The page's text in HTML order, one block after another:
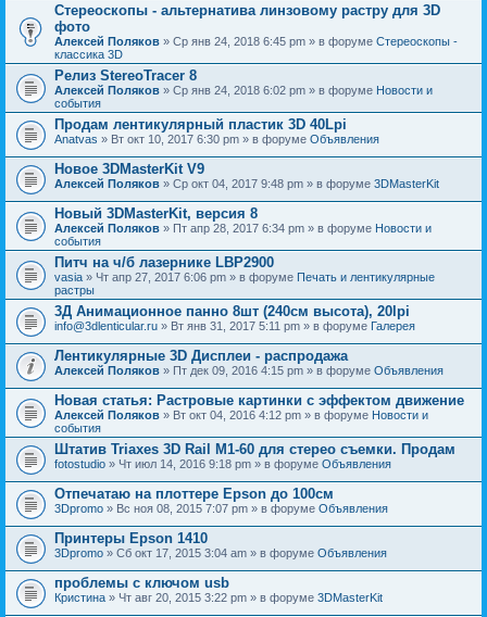
Стереоскопы - альтернатива линзовому растру для 3D
фото
Алексей Поляков » Ср янв 24, 2018 6:45 pm » в форуме Стереоскопы -
классика 3D
Релиз StereoTracer 8
Алексей Поляков » Ср янв 24, 2018 6:02 pm » в форуме Новости и
события
Продам лентикулярный пластик 3D 40Lpi
Anatvas » Вт окт 10, 2017 6:30 pm » в форуме Объявления
Новое 3DMasterKit V9
Алексей Поляков » Ср окт 04, 2017 9:48 pm » в форуме 3DMasterKit
Новый 3DMasterKit, версия 8
Алексей Поляков » Пт апр 28, 2017 6:34 pm » в форуме Новости и
события
Питч на ч/б лазернике LBP2900
vasia » Чт апр 27, 2017 6:06 pm » в форуме Печать и лентикулярные
растры
3Д Анимационное панно 8шт (240см высота), 20lpi
info@3dlenticular.ru » Вт янв 31, 2017 5:11 pm » в форуме Галерея
Лентикулярные 3D Дисплеи - распродажа
Алексей Поляков » Пт дек 09, 2016 4:15 pm » в форуме Объявления
Новая статья: Растровые картинки с эффектом движение
Алексей Поляков » Вт окт 04, 2016 4:12 pm » в форуме Новости и
события
Штатив Triaxes 3D Rail M1-60 для стерео съемки. Продам
fotostudio » Чт июл 14, 2016 9:18 pm » в форуме Объявления
Отпечатаю на плоттере Epson до 100см
3Dpromo » Вс ноя 08, 2015 7:07 pm » в форуме Объявления
Принтеры Epson 1410
3Dpromo » Сб окт 17, 2015 3:04 am » в форуме Объявления
проблемы с ключом usb
Кристина » Чт авг 20, 2015 3:22 pm » в форуме 3DMasterKit